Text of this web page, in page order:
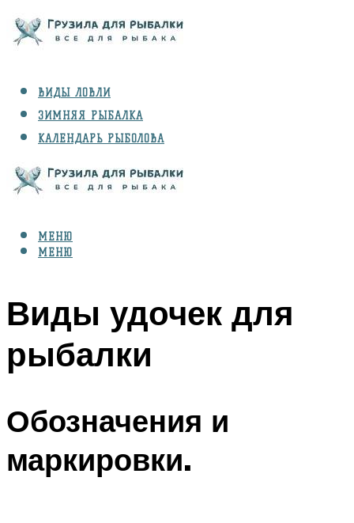
ВИДЫ ЛОВЛИ
ЗИМНЯЯ РЫБАЛКА
КАЛЕНДАРЬ РЫБОЛОВА
СНАРЯЖЕНИЕ
МЕНЮ
МЕНЮ
Виды удочек для
рыбалки
Обозначения и
маркировки.